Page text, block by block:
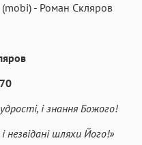
Аа Аа
(mobi)- Роман Скляров
і знання Божого!
незвідані шляхи Його!»